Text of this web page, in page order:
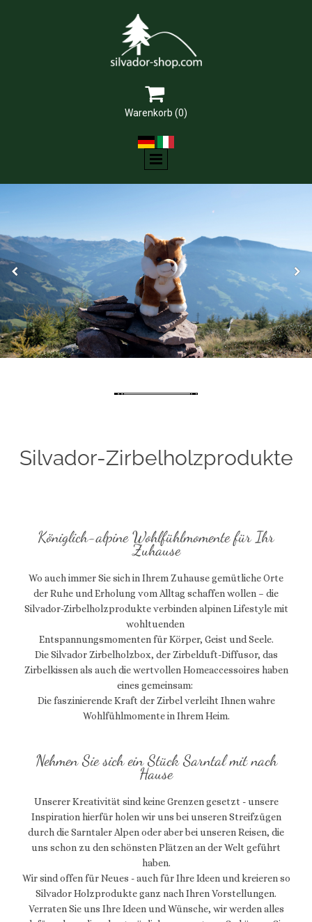

Warenkorb (0)
Silvador-Zirbelholzprodukte
Königlich-alpine Wohlfühlmomente für Ihr
Zuhause
Wo auch immer Sie sich in Ihrem Zuhause gemütliche Orte
der Ruhe und Erholung vom Alltag schaffen wollen – die
Silvador-Zirbelholzprodukte verbinden alpinen Lifestyle mit
wohltuenden
Entspannungsmomenten für Körper, Geist und Seele.
Die Silvador Zirbelholzbox, der Zirbelduft-Diffusor, das
Zirbelkissen als auch die wertvollen Homeaccessoires haben
eines gemeinsam:
Die faszinierende Kraft der Zirbel verleiht Ihnen wahre
Wohlfühlmomente in Ihrem Heim.
Nehmen Sie sich ein Stück Sarntal mit nach
Hause
Unserer Kreativität sind keine Grenzen gesetzt - unsere
Inspiration hierfür holen wir uns bei unseren Streifzügen
durch die Sarntaler Alpen oder aber bei unseren Reisen, die
uns schon zu den schönsten Plätzen an der Welt geführt
haben.
Wir sind offen für Neues - auch für Ihre Ideen und kreieren so
Silvador Holzprodukte ganz nach Ihren Vorstellungen.
Verraten Sie uns Ihre Ideen und Wünsche, wir werden alles